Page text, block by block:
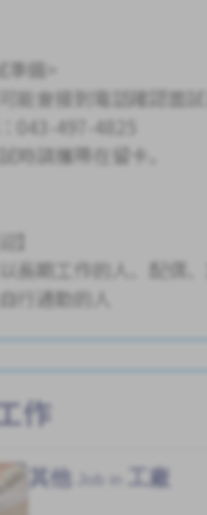
準備>
可能會接到電話確認面
043-497-4825
試時請攜帶在留卡。
】
以長期工作的人、配偶
自行通勤的人
作